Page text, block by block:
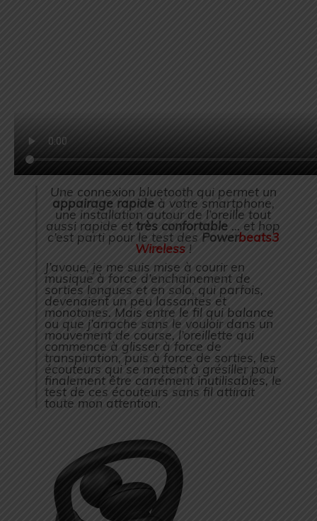
Une connexion bluetooth qui permet un
appairage rapideà votre smartphone,
une installation autour de l’oreille tout
aussi rapide et très confortable … et hop
c’est parti pour le test des Powerbeats3
Wireless!
J’avoue, je me suis mise à courir en
musique à force d’enchainement de
sorties longues et en solo, qui parfois,
devenaient un peu lassantes et
monotones. Mais entre le fil qui balance
ou que j’arrache sans le vouloir dans un
mouvement de course, l’oreillette qui
commence à glisser à force de
transpiration, puis à force de sorties, les
écouteurs qui se mettent à grésiller pour
finalement être carrément inutilisables, le
test de ces écouteurs sans fil attirait
toute mon attention.